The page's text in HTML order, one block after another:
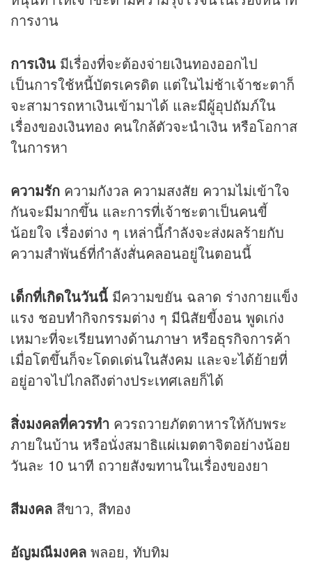
การงาน
การเงิน มีเรื่องที่จะต้องจ่ายเงินทองออกไป
เป็นการใช้หนี้บัตรเครดิต แต่ในไม่ช้าเจ้าชะตาก็
จะสามารถหาเงินเข้ามาได้ และมีผู้อุปถัมภ์ใน
เรื่องของเงินทอง คนใกล้ตัวจะนำเงิน หรือโอกาส
ในการหา
ความรัก ความกังวล ความสงสัย ความไม่เข้าใจ
กันจะมีมากขึ้น และการที่เจ้าชะตาเป็นคนขี้
น้อยใจ เรื่องต่าง ๆ เหล่านี้กำลังจะส่งผลร้ายกับ
ความสำพันธ์ที่กำลังสั่นคลอนอยู่ในตอนนี้
เด็กที่เกิดในวันนี้ มีความขยัน ฉลาด ร่างกายแข็ง
แรง ชอบทำกิจกรรมต่าง ๆ มีนิสัยขี้งอน พูดเก่ง
เหมาะที่จะเรียนทางด้านภาษา หรือธุรกิจการค้า
เมื่อโตขึ้นก็จะโดดเด่นในสังคม และจะได้ย้ายที่
อยู่อาจไปไกลถึงต่างประเทศเลยก็ได้
สิ่งมงคลที่ควรทำ ควรถวายภัตตาหารให้กับพระ
ภายในบ้าน หรือนั่งสมาธิแผ่เมตตาจิตอย่างน้อย
วันละ 10 นาที ถวายสังฆทานในเรื่องของยา
สีมงคล สีขาว, สีทอง
อัญมณีมงคล พลอย, ทับทิม